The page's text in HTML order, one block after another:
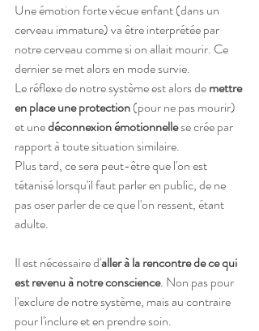
Une émotion forte vécue enfant (dans un
cerveau immature) va être interprétée par
notre cerveau comme si on allait mourir. Ce
dernier se met alors en mode survie.
Le réflexe de notre système est alors de mettre
en place une protection (pour ne pas mourir)
et une déconnexion émotionnelle se crée par
rapport à toute situation similaire.
Plus tard, ce sera peut-être que l'on est
tétanisé lorsqu'il faut parler en public, de ne
pas oser parler de ce que l'on ressent, étant
adulte.
Il est nécessaire d'aller à la rencontre de ce qui
est revenu à notre conscience. Non pas pour
l'exclure de notre système, mais au contraire
pour l'inclure et en prendre soin.